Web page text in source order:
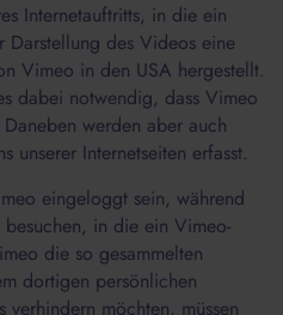
Internetauftritts, in die ein
des Videos eine
Vimeo in den USA hergestellt.
dabei notwendig, dass Vimeo
werden aber auch
unserer Internetseiten erfasst.
eingeloggt sein, während
besuchen, in die ein Vimeo-
die so gesammelten
dortigen persönlichen
möchten, müssen